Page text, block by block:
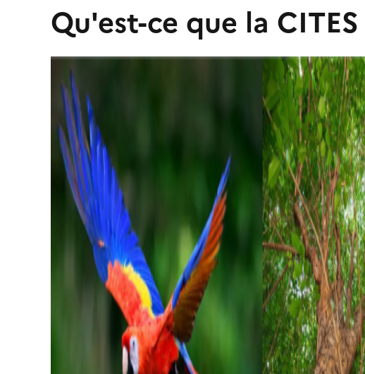
Qu'est-ce que la CITES